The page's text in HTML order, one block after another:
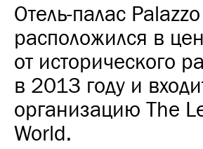
Отель-палас
расположился в
от исторического
в 2013 году и
организацию The
World.